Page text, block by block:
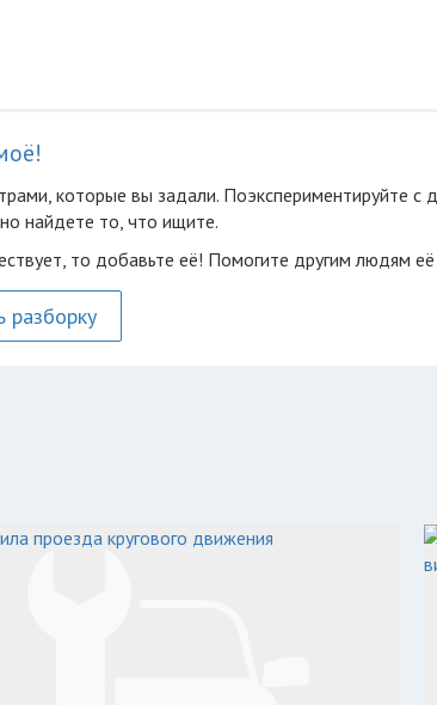
которые вы задали. Поэкспериментируйте с
найдете то, что ищите.
то добавьте её! Помогите другим людям
разборку